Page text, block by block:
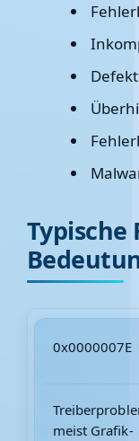
Typische
0x0000007E
meist Grafik-